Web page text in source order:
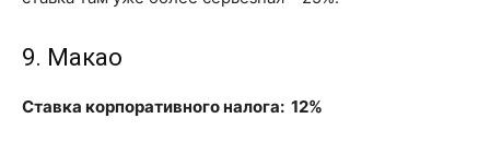
9. Макао
Ставка корпоративного налога: 12%